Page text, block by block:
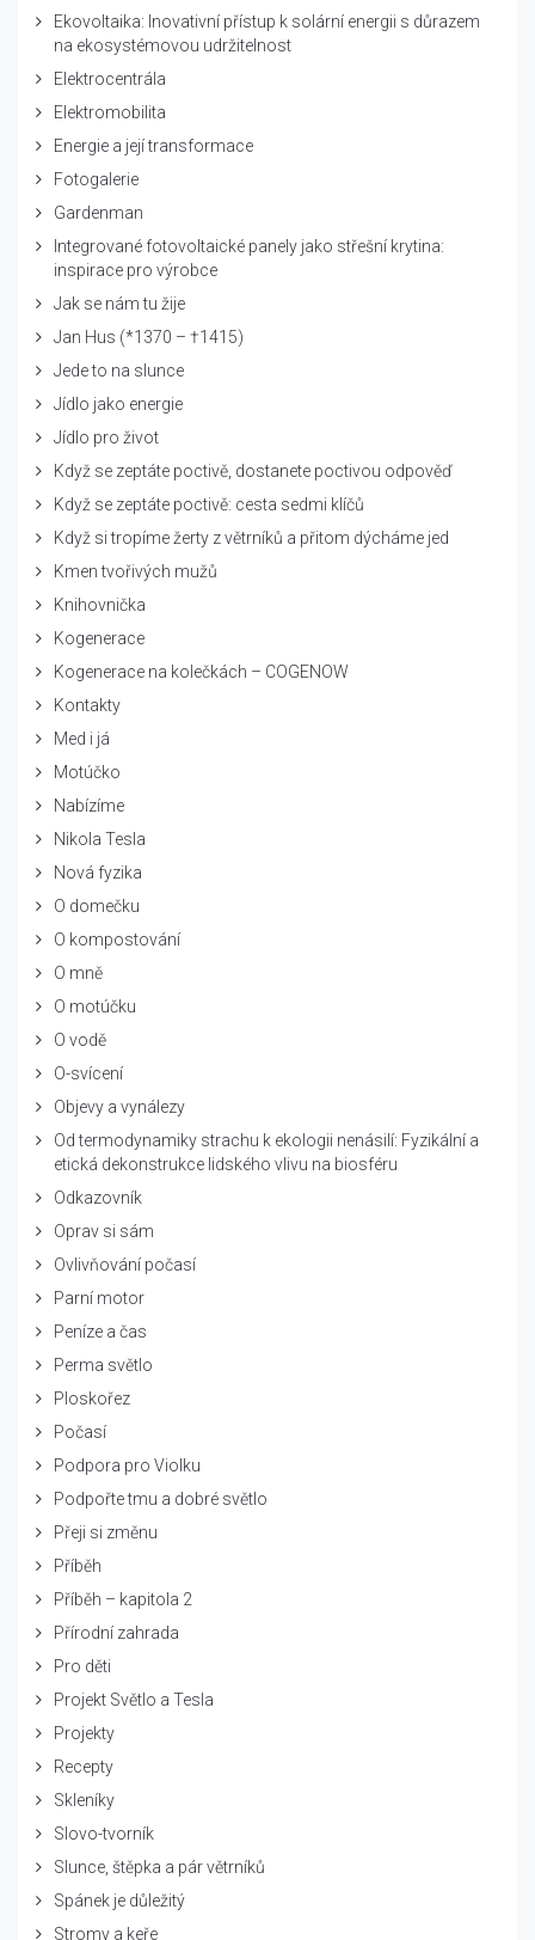
Ekovoltaika: Inovativní přístup k solární energii s důrazem
na ekosystémovou udržitelnost
Elektrocentrála
Elektromobilita
Energie a její transformace
Fotogalerie
Gardenman
Integrované fotovoltaické panely jako střešní krytina:
inspirace pro výrobce
Jak se nám tu žije
Jan Hus (*1370 – †1415)
Jede to na slunce
Jídlo jako energie
Jídlo pro život
Když se zeptáte poctivě, dostanete poctivou odpověď
Když se zeptáte poctivě: cesta sedmi klíčů
Když si tropíme žerty z větrníků a přitom dýcháme jed
Kmen tvořivých mužů
Knihovnička
Kogenerace
Kogenerace na kolečkách – COGENOW
Kontakty
Med i já
Motúčko
Nabízíme
Nikola Tesla
Nová fyzika
O domečku
O kompostování
O mně
O motúčku
O vodě
O-svícení
Objevy a vynálezy
Od termodynamiky strachu k ekologii nenásilí: Fyzikální a
etická dekonstrukce lidského vlivu na biosféru
Odkazovník
Oprav si sám
Ovlivňování počasí
Parní motor
Peníze a čas
Perma světlo
Ploskořez
Počasí
Podpora pro Violku
Podpořte tmu a dobré světlo
Přeji si změnu
Příběh
Příběh – kapitola 2
Přírodní zahrada
Pro děti
Projekt Světlo a Tesla
Projekty
Recepty
Skleníky
Slovo-tvorník
Slunce, štěpka a pár větrníků
Spánek je důležitý
Stromy a keře